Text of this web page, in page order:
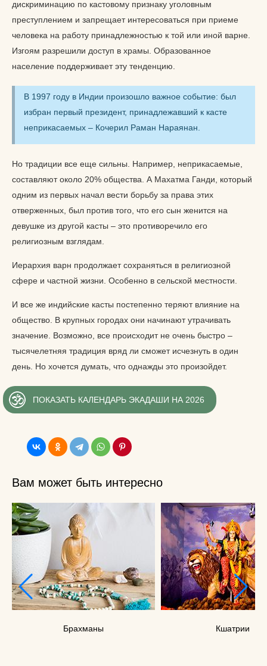
дискриминацию по кастовому признаку уголовным
преступлением и запрещает интересоваться при приеме
человека на работу принадлежностью к той или иной варне.
Изгоям разрешили доступ в храмы. Образованное
население поддерживает эту тенденцию.
В 1997 году в Индии произошло важное событие: был
избран первый президент, принадлежавший к касте
неприкасаемых – Кочерил Раман Нараянан.
Но традиции все еще сильны. Например, неприкасаемые,
составляют около 20% общества. А Махатма Ганди, который
одним из первых начал вести борьбу за права этих
отверженных, был против того, что его сын женится на
девушке из другой касты – это противоречило его
религиозным взглядам.
Иерархия варн продолжает сохраняться в религиозной
сфере и частной жизни. Особенно в сельской местности.
И все же индийские касты постепенно теряют влияние на
общество. В крупных городах они начинают утрачивать
значение. Возможно, все происходит не очень быстро –
тысячелетняя традиция вряд ли сможет исчезнуть в один
день. Но хочется думать, что однажды это произойдет.
ПОКАЗАТЬ КАЛЕНДАРЬ ЭКАДАШИ НА 2026
Вам может быть интересно
Брахманы Кшатрии